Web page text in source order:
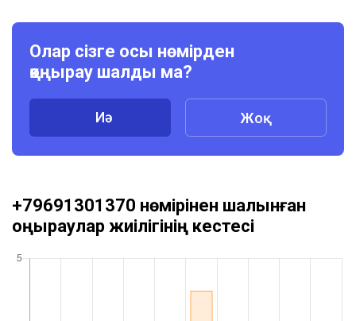
Олар сізге осы нөмірден
қоңырау шалды ма?
Иә Жоқ
+79691301370 нөмірінен шалынған
қоңыраулар жиілігінің кестесі